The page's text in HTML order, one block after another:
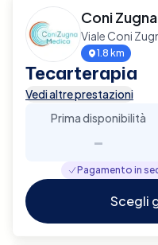
Coni
Viale Coni
1.8 km
Tecarterapia
Vedi altre prestazioni
Prima disponibilità
-
Pagamento in
Scegli